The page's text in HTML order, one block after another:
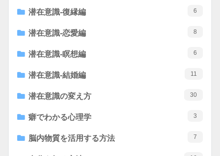
潜在意識-復縁編 6
潜在意識-恋愛編 8
潜在意識-瞑想編 6
潜在意識-結婚編 11
潜在意識の変え方 30
癖でわかる心理学 3
脳内物質を活用する方法 7